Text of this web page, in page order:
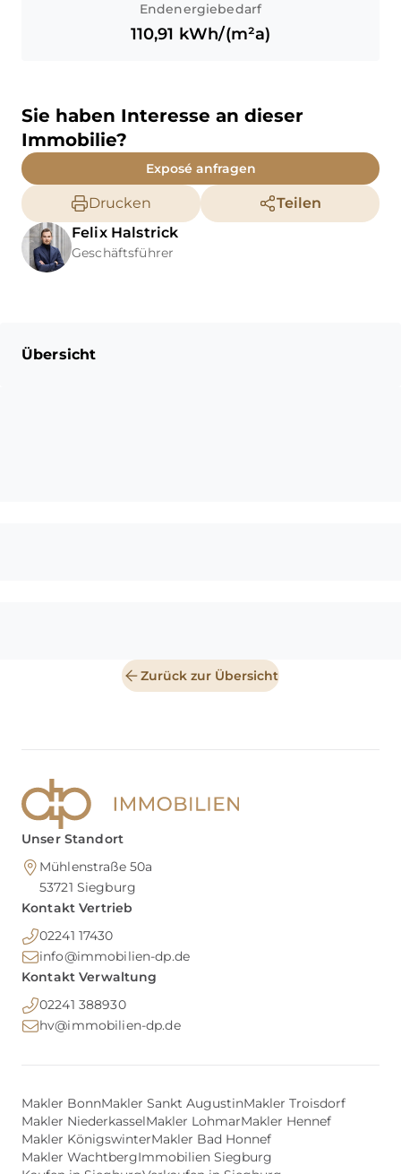
Endenergiebedarf
110,91 kWh/(m²a)
Sie haben Interesse an dieser
Immobilie?
Exposé anfragen
Drucken
Teilen
Felix Halstrick
Geschäftsführer
Übersicht
Zurück zur Übersicht
Unser Standort
Mühlenstraße 50a
53721 Siegburg
Kontakt Vertrieb
02241 17430
info@immobilien-dp.de
Kontakt Verwaltung
02241 388930
hv@immobilien-dp.de
Makler BonnMakler Sankt AugustinMakler Troisdorf
Makler NiederkasselMakler LohmarMakler Hennef
Makler KönigswinterMakler Bad Honnef
Makler WachtbergImmobilien Siegburg